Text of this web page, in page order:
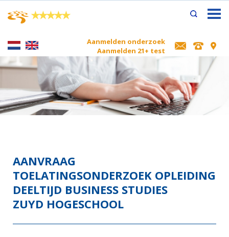
★★★★★
Aanmelden onderzoek
Aanmelden 21+ test
AANVRAAG
TOELATINGSONDERZOEK OPLEIDING
DEELTIJD BUSINESS STUDIES
ZUYD HOGESCHOOL
×